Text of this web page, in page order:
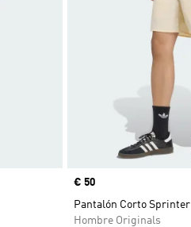
Precio
€ 50
Pantalón Corto Sprinter
Hombre Originals